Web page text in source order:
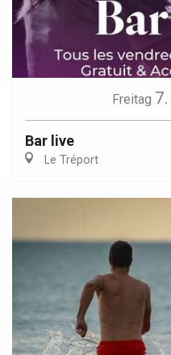
Freitag 7.
Bar live
Le Tréport